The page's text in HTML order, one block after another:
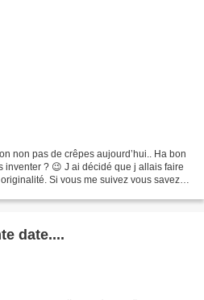
non pas de crêpes aujourd’hui.. Ha bon
inventer ? 😉 J ai décidé que j allais faire
Si vous me suivez vous savez
date....